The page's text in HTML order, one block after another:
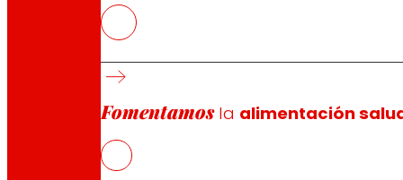
Fomentamosla alimentación
Las tres entidades refuerzan su
El objetivo del acuerdo es cubrir las
EROSKI se compromete a dotar de la
ayuda a la entidad